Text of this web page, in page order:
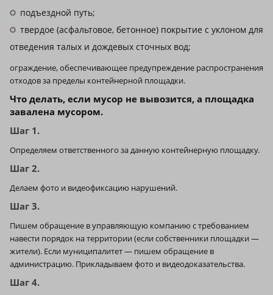
подъездной путь;
твердое (асфальтовое, бетонное) покрытие с уклоном для
отведения талых и дождевых сточных вод;
ограждение, обеспечивающее предупреждение распространения
отходов за пределы контейнерной площадки.
Что делать, если мусор не вывозится, а площадка
завалена мусором.
Шаг 1.
Определяем ответственного за данную контейнерную площадку.
Шаг 2.
Делаем фото и видеофиксацию нарушений.
Шаг 3.
Пишем обращение в управляющую компанию с требованием
навести порядок на территории (если собственники площадки —
жители). Если муниципалитет — пишем обращение в
администрацию. Прикладываем фото и видеодоказательства.
Шаг 4.